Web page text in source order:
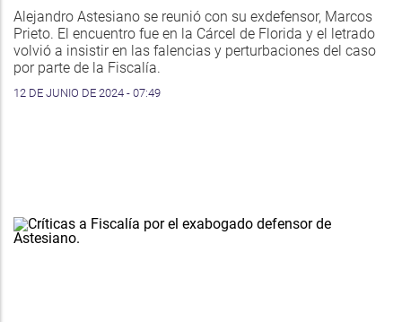
Alejandro Astesiano se reunió con su exdefensor, Marcos
Prieto. El encuentro fue en la Cárcel de Florida y el letrado
volvió a insistir en las falencias y perturbaciones del caso
por parte de la Fiscalía.
12 DE JUNIO DE 2024 - 07:49